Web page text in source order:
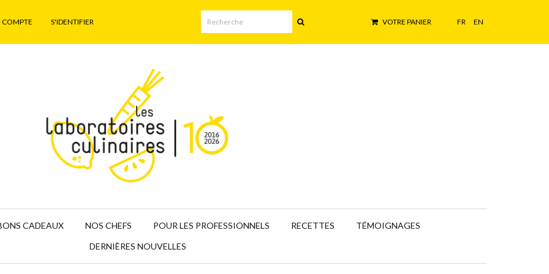
COMPTE S'IDENTIFIER VOTRE PANIER FR EN
CADEAUX NOS CHEFS POUR LES PROFESSIONNELS RECETTES
TÉMOIGNAGES
DERNIÈRES NOUVELLES